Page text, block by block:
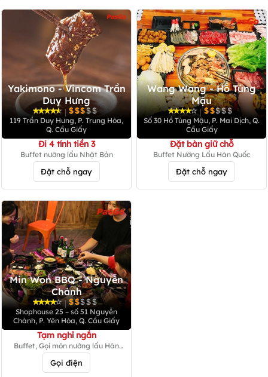
Yakimono - Vincom Trần
Duy Hưng
|
119 Trần Duy Hưng, P. Trung Hòa,
Q. Cầu Giấy
Đi 4 tính tiền 3
Buffet nướng lẩu Nhật Bản
Đặt chỗ ngay
Wang Wang - Hồ Tùng
Mậu
|
Số 30 Hồ Tùng Mậu, P. Mai Dịch, Q.
Cầu Giấy
Đặt bàn giữ chỗ
Buffet Nướng Lẩu Hàn Quốc
Đặt chỗ ngay
Min Won BBQ - Nguyễn
Chánh
|
Shophouse 25 – số 51 Nguyễn
Chánh, P. Yên Hòa, Q. Cầu Giấy
Tạm nghỉ ngắn
Buffet, Gọi món nướng lẩu Hàn
Gọi điện